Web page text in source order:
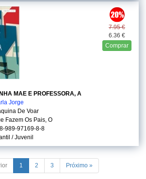
7.95 €
6.36 €
Comprar
MAE E PROFESSORA, A
Jorge
De Voar
Fazem Os Pais, O
989-97169-8-8
/ Juvenil
1 2 3 Próximo »